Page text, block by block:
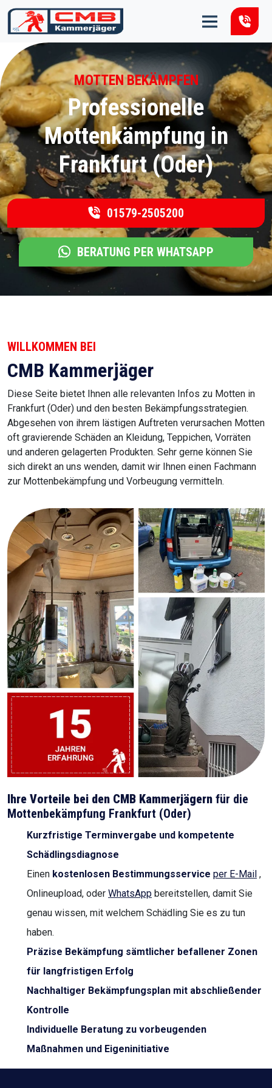
Zum Inhalt springen
MOTTEN BEKÄMPFEN
Professionelle
Mottenkämpfung in
Frankfurt (Oder)
01579-2505200
BERATUNG PER WHATSAPP
WILLKOMMEN BEI
CMB Kammerjäger
Diese Seite bietet Ihnen alle relevanten Infos zu Motten in
Frankfurt (Oder) und den besten Bekämpfungsstrategien.
Abgesehen von ihrem lästigen Auftreten verursachen Motten
oft gravierende Schäden an Kleidung, Teppichen, Vorräten
und anderen gelagerten Produkten. Sehr gerne können Sie
sich direkt an uns wenden, damit wir Ihnen einen Fachmann
zur Mottenbekämpfung und Vorbeugung vermitteln.
Ihre Vorteile bei den CMB Kammerjägern für die
Mottenbekämpfung Frankfurt (Oder)
Kurzfristige Terminvergabe und kompetente
Schädlingsdiagnose
Einen kostenlosen Bestimmungsservice per E-Mail ,
Onlineupload, oder WhatsApp bereitstellen, damit Sie
genau wissen, mit welchem Schädling Sie es zu tun
haben.
Präzise Bekämpfung sämtlicher befallener Zonen
für langfristigen Erfolg
Nachhaltiger Bekämpfungsplan mit abschließender
Kontrolle
Individuelle Beratung zu vorbeugenden
Maßnahmen und Eigeninitiative